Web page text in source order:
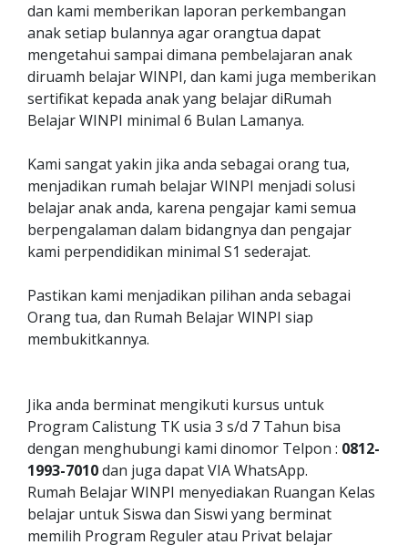
dan kami memberikan laporan perkembangan
anak setiap bulannya agar orangtua dapat
mengetahui sampai dimana pembelajaran anak
diruamh belajar WINPI, dan kami juga memberikan
sertifikat kepada anak yang belajar diRumah
Belajar WINPI minimal 6 Bulan Lamanya.
Kami sangat yakin jika anda sebagai orang tua,
menjadikan rumah belajar WINPI menjadi solusi
belajar anak anda, karena pengajar kami semua
berpengalaman dalam bidangnya dan pengajar
kami perpendidikan minimal S1 sederajat.
Pastikan kami menjadikan pilihan anda sebagai
Orang tua, dan Rumah Belajar WINPI siap
membukitkannya.
Jika anda berminat mengikuti kursus untuk
Program Calistung TK usia 3 s/d 7 Tahun bisa
dengan menghubungi kami dinomor Telpon : 0812-
1993-7010dan juga dapat VIA WhatsApp.
Rumah Belajar WINPI menyediakan Ruangan Kelas
belajar untuk Siswa dan Siswi yang berminat
memilih Program Reguler atau Privat belajar